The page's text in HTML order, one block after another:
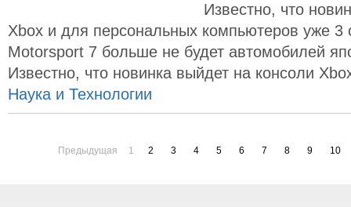
Известно, что
Xbox и для персональных компьютеров уже 3
Motorsport 7 больше не будет автомобилей
Известно, что новинка выйдет на консоли
Наука и Технологии
Предыдущая 1 2 3 4 5 6 7 8 9 10